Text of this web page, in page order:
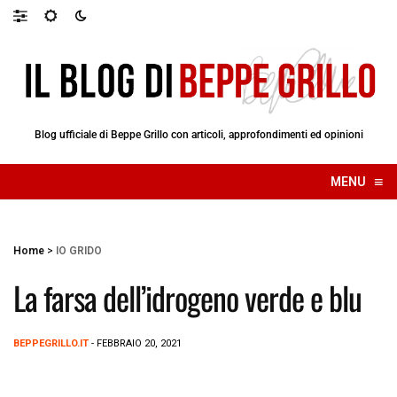
Blog ufficiale di Beppe Grillo con articoli, approfondimenti ed opinioni
MENU ≡
☰
Home > IO GRIDO
La farsa dell’idrogeno verde e blu
BEPPEGRILLO.IT - FEBBRAIO 20, 2021